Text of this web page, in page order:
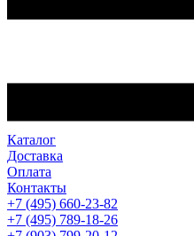
Каталог
Доставка
Оплата
Контакты
+7 (495) 660-23-82
+7 (495) 789-18-26